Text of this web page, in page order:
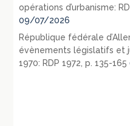
opérations d’urbanisme:
09/07/2026
République fédérale
évènements législatifs et
1970: RDP 1972, p. 135-165